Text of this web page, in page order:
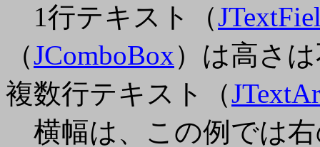
1行テキスト（
（JComboBox）は高さ
複数行テキスト（
横幅は、この例では